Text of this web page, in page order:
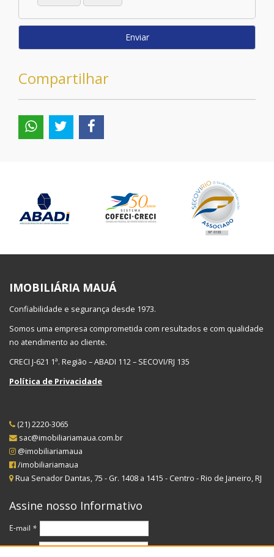
Enviar
Compartilhar
IMOBILIÁRIA MAUÁ
Confiabilidade e segurança desde 1973.
Somos uma empresa comprometida com resultados e com qualidade
no atendimento ao cliente.
CRECI J-621 1ª. Região – ABADI 112 – SECOVI/RJ 135
Política de Privacidade
(21) 2220-3065
sac@imobiliariamaua.com.br
@imobiliariamaua
/imobiliariamaua
Rua Senador Dantas, 75 - Gr. 1408 a 1415 - Centro - Rio de Janeiro, RJ
Assine nosso Informativo